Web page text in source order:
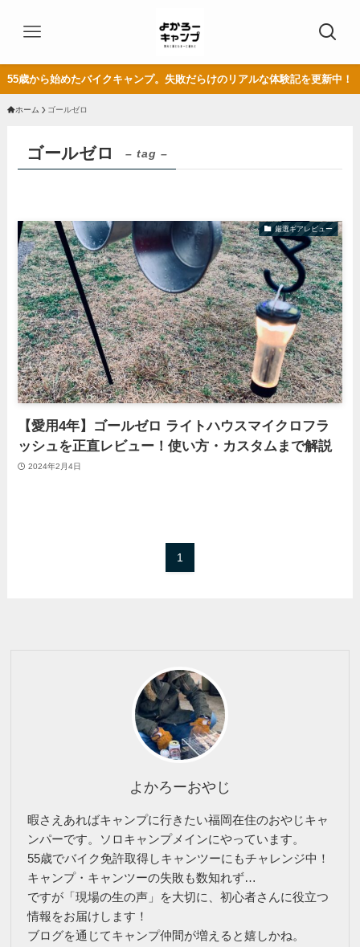
55歳から始めたバイクキャンプ。失敗だらけのリアルな体験記を更新中！
ホーム ゴールゼロ
ゴールゼロ – tag –
厳選ギアレビュー
【愛用4年】ゴールゼロ ライトハウスマイクロフラ
ッシュを正直レビュー！使い方・カスタムまで解説
2024年2月4日
1
よかろーおやじ
暇さえあればキャンプに行きたい福岡在住のおやじキャ
ンパーです。ソロキャンプメインにやっています。
55歳でバイク免許取得しキャンツーにもチャレンジ中！
キャンプ・キャンツーの失敗も数知れず…
ですが「現場の生の声」を大切に、初心者さんに役立つ
情報をお届けします！
ブログを通じてキャンプ仲間が増えると嬉しかね。